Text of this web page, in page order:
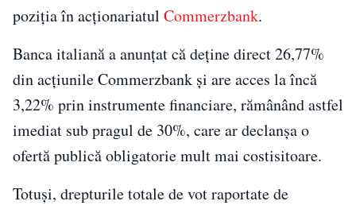
poziția în acționariatul Commerzbank.
Banca italiană a anunțat că deține direct 26,77%
din acțiunile Commerzbank și are acces la încă
3,22% prin instrumente financiare, rămânând astfel
imediat sub pragul de 30%, care ar declanșa o
ofertă publică obligatorie mult mai costisitoare.
Totuși, drepturile totale de vot raportate de